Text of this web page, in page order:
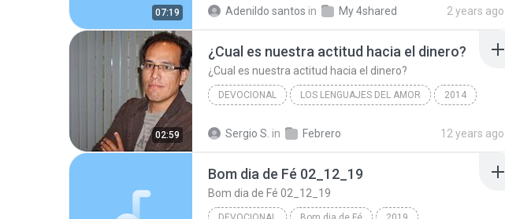
07:19 Adenildo santos in My 4shared 2 years ago
02:59
¿Cual es nuestra actitud hacia el dinero?
¿Cual es nuestra actitud hacia el dinero?
DEVOCIONAL LOS LENGUAJES DEL AMOR 2014
Sergio S. in Febrero 12 years ago
Bom dia de Fé 02_12_19
Bom dia de Fé 02_12_19